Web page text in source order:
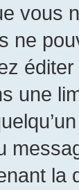
vous
ne
une
la